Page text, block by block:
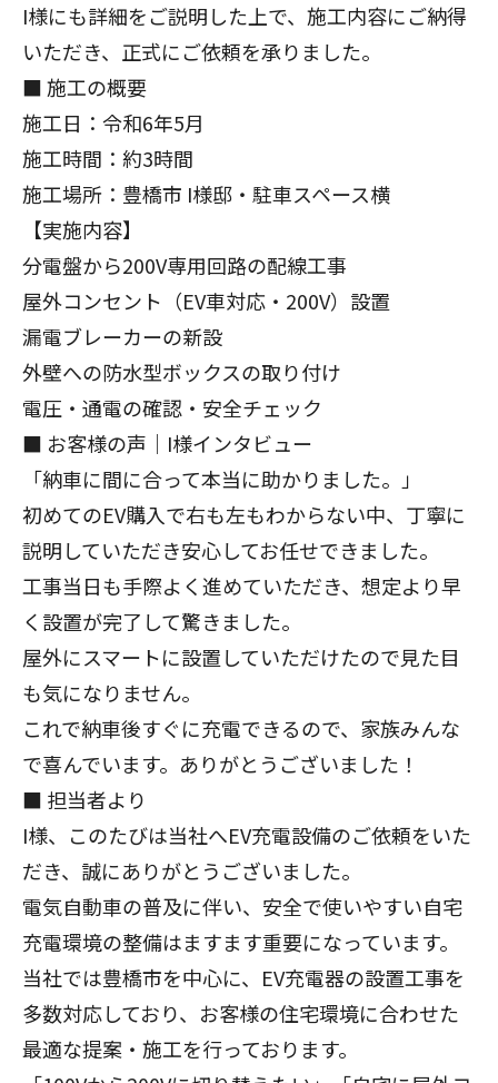
I様にも詳細をご説明した上で、施工内容にご納得
いただき、正式にご依頼を承りました。
■ 施工の概要
施工日：令和6年5月
施工時間：約3時間
施工場所： 豊橋市 I様邸・駐車スペース横
【実施内容】
分電盤から200V専用回路の配線工事
屋外コンセント（EV車対応・200V）設置
漏電ブレーカーの新設
外壁への防水型ボックスの取り付け
電圧・通電の確認・安全チェック
■ お客様の声｜I様インタビュー
「納車に間に合って本当に助かりました。」
初めてのEV購入で右も左もわからない中、丁寧に
説明していただき安心してお任せできました。
工事当日も手際よく進めていただき、想定より早
く設置が完了して驚きました。
屋外にスマートに設置していただけたので見た目
も気になりません。
これで納車後すぐに充電できるので、家族みんな
で喜んでいます。ありがとうございました！
■ 担当者より
I様、このたびは当社へEV充電設備のご依頼をいた
だき、誠にありがとうございました。
電気自動車の普及に伴い、安全で使いやすい自宅
充電環境の整備はますます重要になっています。
当社では豊橋市を中心に、EV充電器の設置工事を
多数対応しており、お客様の住宅環境に合わせた
最適な提案・施工を行っております。